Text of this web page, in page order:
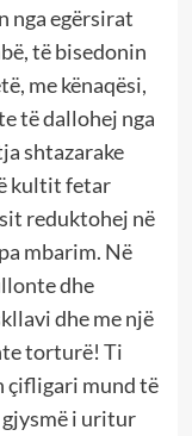
nga egërsirat
të bisedonin
me kënaqësi,
të dallohej nga
shtazarake
kultit fetar
reduktohej në
mbarim. Në
dhe
dhe me një
torturë! Ti
çifligari mund të
i uritur